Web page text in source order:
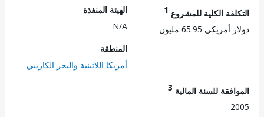
الكلية للمشروع1
65.95 مليون
الهيئة المنفذة
أمريكا اللاتينية والبحر الكاريبي
للسنة المالية3